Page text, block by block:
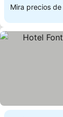
Mira precios de